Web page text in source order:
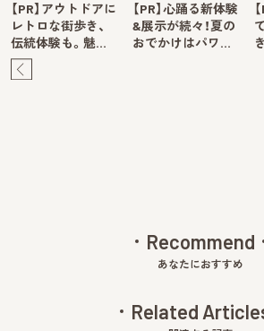
【PR】アウトドアに
レトロな街歩き、
伝統体験も。魅…
【PR】心踊る新体験
&展示が続々！夏の
おでかけはパワ…
Recommend
あなたにおすすめ
Related